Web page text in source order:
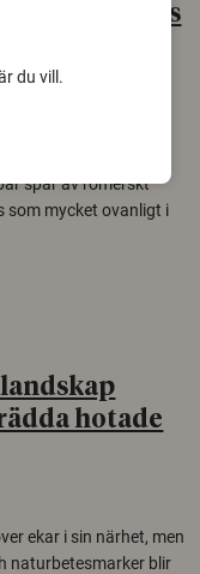
var Sveriges
spår av romerskt
som mycket ovanligt i
hotade
ekar i sin närhet, men
naturbetesmarker blir
du vill.